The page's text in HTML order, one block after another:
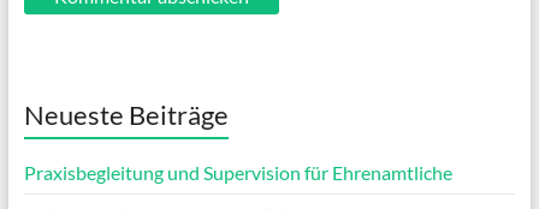
Neueste Beiträge
Praxisbegleitung und Supervision für Ehrenamtliche